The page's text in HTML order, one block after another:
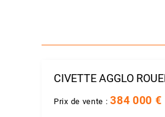
CIVETTE AGGLO
Prix de vente :384 000 €